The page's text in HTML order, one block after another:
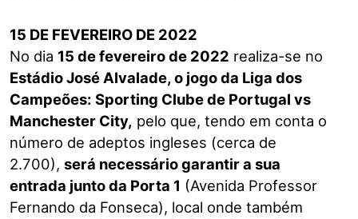
15 DE FEVEREIRO DE 2022
No dia 15 de fevereiro de 2022 realiza-se no
Estádio José Alvalade, o jogo da Liga dos
Campeões: Sporting Clube de Portugal vs
Manchester City, pelo que, tendo em conta o
número de adeptos ingleses (cerca de
2.700), será necessário garantir a sua
entrada junto da Porta 1 (Avenida Professor
Fernando da Fonseca), local onde também